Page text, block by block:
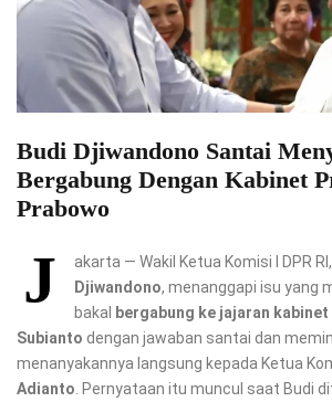
Budi Djiwandono Santai
Bergabung Dengan Kabinet
Prabowo
J akarta — Wakil Ketua Komisi I DPR RI,
Djiwandono, menanggapi isu yang
bakal bergabung ke jajaran
Subianto dengan jawaban santai dan
menanyakannya langsung kepada Ketua
Adianto . Pernyataan itu muncul saat Budi